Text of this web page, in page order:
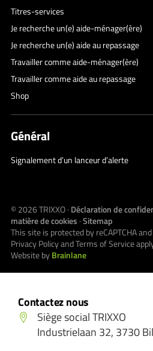
Contactez nous
Siège social TRIXXO
Industrielaan 32, 3730
Titres-services
Je recherche un(e) aide-ménager(ère)
Je recherche un(e) aide au repassage
Travailler comme aide-ménager(ère)
Travailler comme aide au repassage
Shop
Général
Signalement d’un lanceur d’alerte
© 2026TRIXXO· Déclaration de
matière de cookies ·Sitemap
This site is protected by reCAPTCHA
Privacy PolicyandTerms of Service
Website byBrainlane